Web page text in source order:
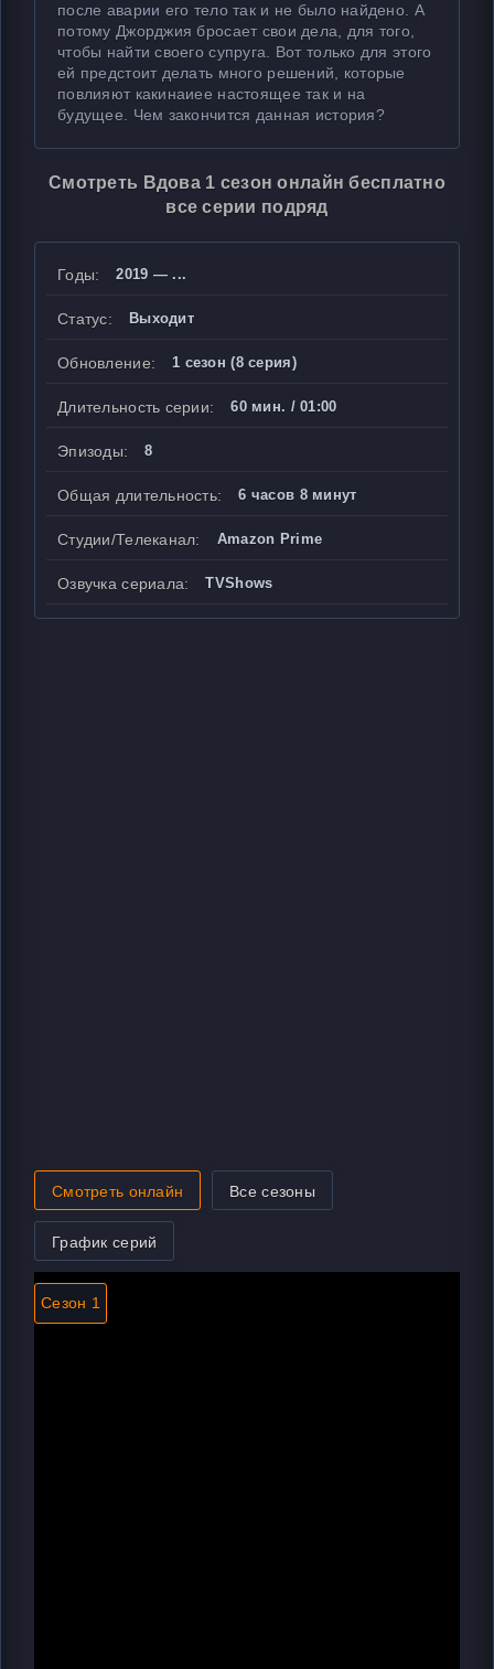
после аварии его тело так и не было найдено. А
потому Джорджия бросает свои дела, для того,
чтобы найти своего супруга. Вот только для этого
ей предстоит делать много решений, которые
повлияют какинаиее настоящее так и на
будущее. Чем закончится данная история?
Смотреть Вдова 1 сезон онлайн бесплатно
все серии подряд
Годы: 2019 — ...
Статус: Выходит
Обновление: 1 сезон (8 серия)
Длительность серии: 60 мин. / 01:00
Эпизоды: 8
Общая длительность: 6 часов 8 минут
Студии/Телеканал: Amazon Prime
Озвучка сериала: TVShows
Смотреть онлайн Все сезоны
График серий
Сезон 1